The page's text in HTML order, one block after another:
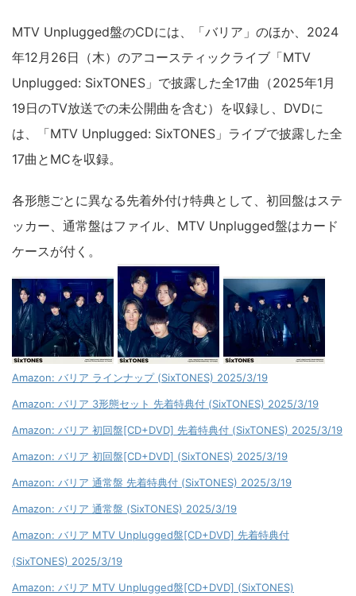
MTV Unplugged盤のCDには、「バリア」のほか、2024
年12月26日（木）のアコースティックライブ「MTV
Unplugged: SixTONES」で披露した全17曲（2025年1月
19日のTV放送での未公開曲を含む）を収録し、DVDに
は、「MTV Unplugged: SixTONES」ライブで披露した全
17曲とMCを収録。
各形態ごとに異なる先着外付け特典として、初回盤はステ
ッカー、通常盤はファイル、MTV Unplugged盤はカード
ケースが付く。
Amazon: バリア ラインナップ (SixTONES) 2025/3/19
Amazon: バリア 3形態セット 先着特典付 (SixTONES) 2025/3/19
Amazon: バリア 初回盤[CD+DVD] 先着特典付 (SixTONES) 2025/3/19
Amazon: バリア 初回盤[CD+DVD] (SixTONES) 2025/3/19
Amazon: バリア 通常盤 先着特典付 (SixTONES) 2025/3/19
Amazon: バリア 通常盤 (SixTONES) 2025/3/19
Amazon: バリア MTV Unplugged盤[CD+DVD] 先着特典付
(SixTONES) 2025/3/19
Amazon: バリア MTV Unplugged盤[CD+DVD] (SixTONES)